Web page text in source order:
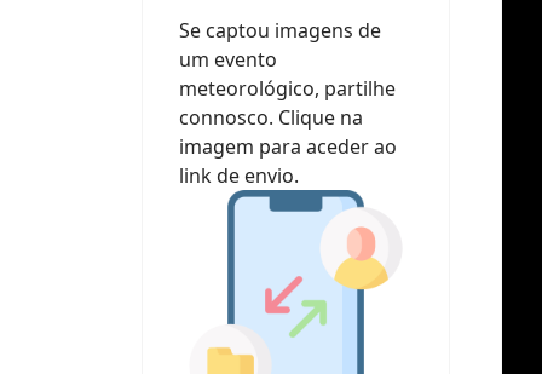
Se captou imagens de
um evento
meteorológico, partilhe
connosco. Clique na
imagem para aceder ao
link de envio.